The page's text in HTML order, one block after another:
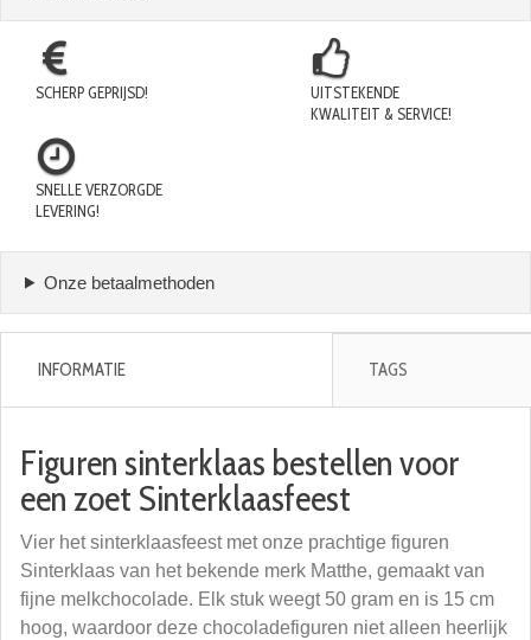
SCHERP GEPRIJSD!
UITSTEKENDE
KWALITEIT & SERVICE!
SNELLE VERZORGDE
LEVERING!
Onze betaalmethoden
INFORMATIE TAGS
Figuren sinterklaas bestellen voor
een zoet Sinterklaasfeest
Vier het sinterklaasfeest met onze prachtige figuren
Sinterklaas van het bekende merk Matthe, gemaakt van
fijne melkchocolade. Elk stuk weegt 50 gram en is 15 cm
hoog, waardoor deze chocoladefiguren niet alleen heerlijk